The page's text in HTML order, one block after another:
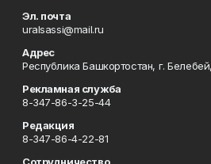
Эл. почта
uralsassi@mail.ru
Адрес
Республика Башкортостан, г.
Рекламная служба
8-347-86-3-25-44
Редакция
8-347-86-4-22-81